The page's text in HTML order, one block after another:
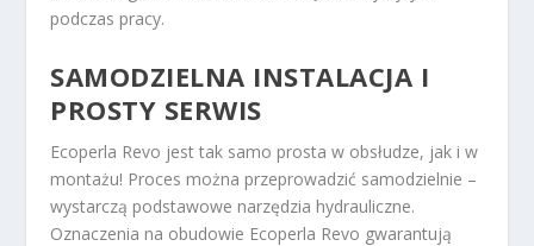
podczas pracy.
SAMODZIELNA INSTALACJA I
PROSTY SERWIS
Ecoperla Revo jest tak samo prosta w obsłudze, jak i w
montażu! Proces można przeprowadzić samodzielnie –
wystarczą podstawowe narzędzia hydrauliczne.
Oznaczenia na obudowie Ecoperla Revo gwarantują